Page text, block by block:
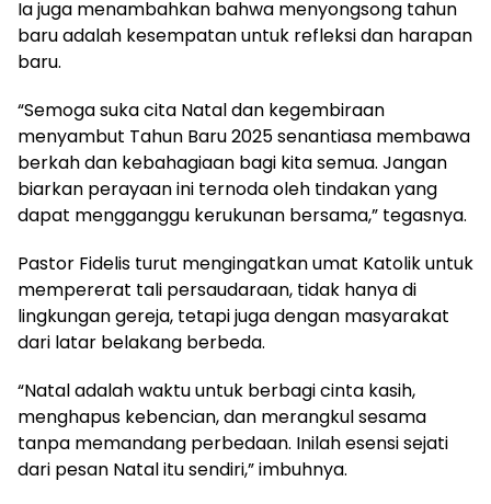
Ia juga menambahkan bahwa menyongsong tahun
baru adalah kesempatan untuk refleksi dan harapan
baru.
“Semoga suka cita Natal dan kegembiraan
menyambut Tahun Baru 2025 senantiasa membawa
berkah dan kebahagiaan bagi kita semua. Jangan
biarkan perayaan ini ternoda oleh tindakan yang
dapat mengganggu kerukunan bersama,” tegasnya.
Pastor Fidelis turut mengingatkan umat Katolik untuk
mempererat tali persaudaraan, tidak hanya di
lingkungan gereja, tetapi juga dengan masyarakat
dari latar belakang berbeda.
“Natal adalah waktu untuk berbagi cinta kasih,
menghapus kebencian, dan merangkul sesama
tanpa memandang perbedaan. Inilah esensi sejati
dari pesan Natal itu sendiri,” imbuhnya.